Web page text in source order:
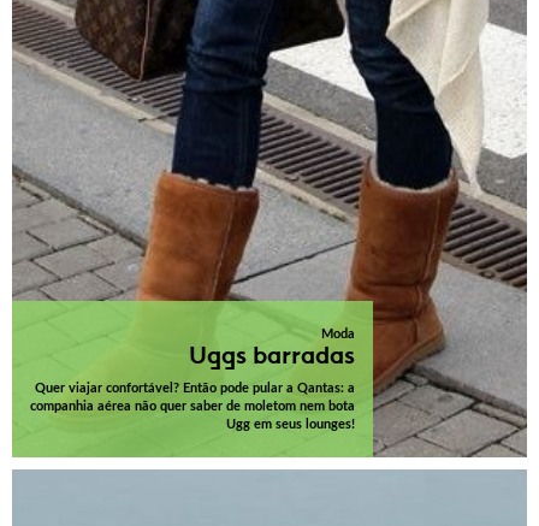
Moda
Uggs barradas
Quer viajar confortável? Então pode pular a Qantas: a
companhia aérea não quer saber de moletom nem bota
Ugg em seus lounges!